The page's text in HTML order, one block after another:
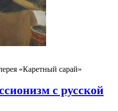
«Каретный сарай»
с русской